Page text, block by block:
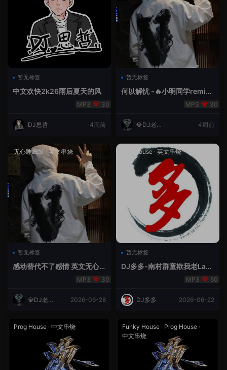
暂无标签
中文欢快2k26雨后夏天的风
30
DJ思哲 4周前
暂无标签
何以解忧 -🔥小明同学remix
30
💎DJ老王
4周前
无心睡眠鼓 ·英文串烧
暂无标签
感动替代不了感情 英文无心
睡眠睡-小明同学remix
30
💎DJ老王
2026-06-28
Lak House· 英文串烧
暂无标签
DJ多多-南村群童欺我老Lak
50
DJ多多 2026-06-22
Prog House · 中文串烧 Funky House · Prog House ·
中文串烧